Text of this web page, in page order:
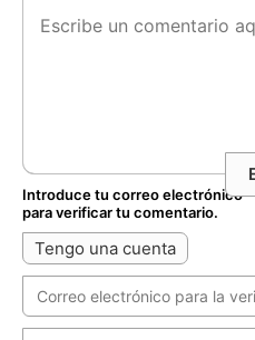
Introduce tu correo electrónico
para verificar tu comentario.
Tengo una cuenta